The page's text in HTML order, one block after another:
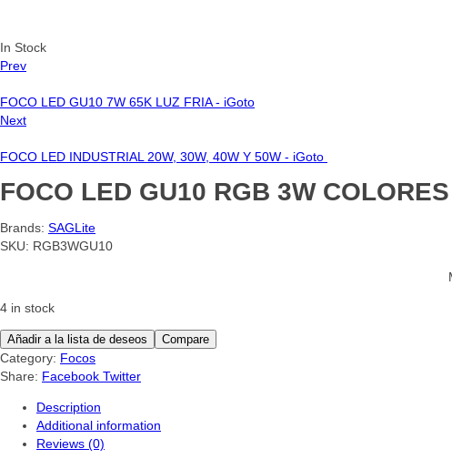
In Stock
Prev
FOCO LED GU10 7W 65K LUZ FRIA - iGoto
Next
FOCO LED INDUSTRIAL 20W, 30W, 40W Y 50W - iGoto
FOCO LED GU10 RGB 3W
Brands: SAGLite
SKU: RGB3WGU10
4 in stock
Añadir a la lista de deseos Compare
Category: Focos
Share: Facebook Twitter
Description
Additional information
Reviews (0)